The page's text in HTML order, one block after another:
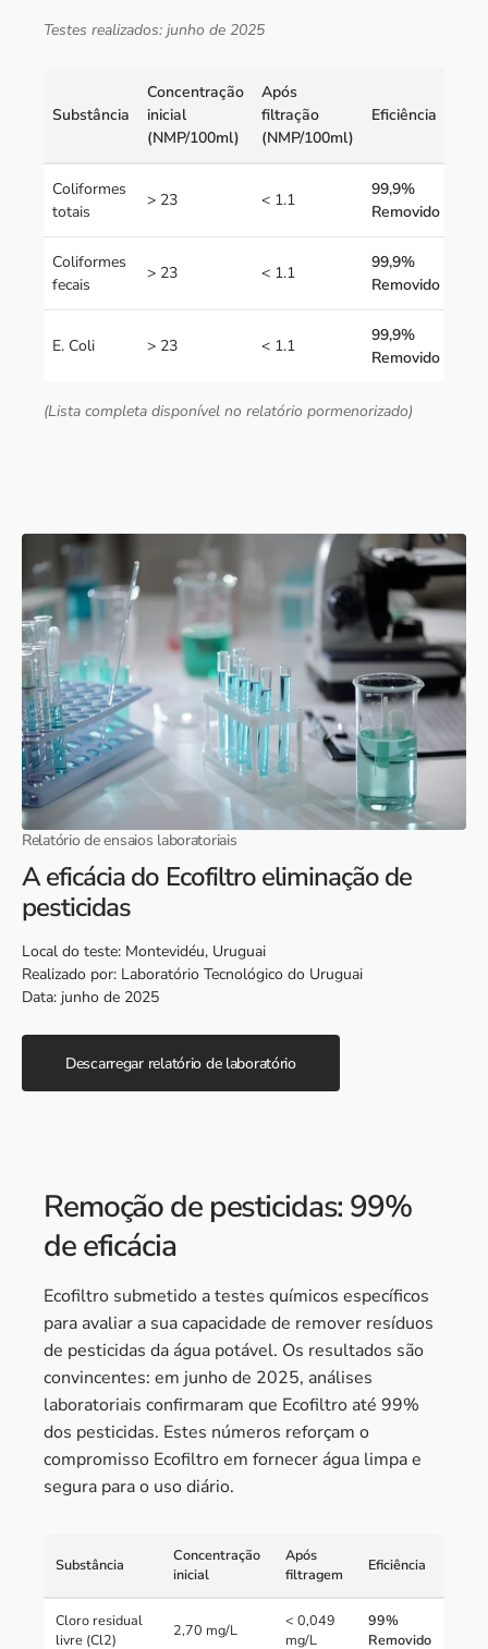
Testes realizados: junho de 2025
Substância
Concentração
inicial
(NMP/100ml)
Após
filtração
(NMP/100ml)
Eficiência
Coliformes
totais
> 23 < 1.1
99,9%
Removido
Coliformes
fecais
> 23 < 1.1
99,9%
Removido
E. Coli > 23 < 1.1
99,9%
Removido
(Lista completa disponível no relatório pormenorizado)
Relatório de ensaios laboratoriais
A eficácia do Ecofiltro eliminação de
pesticidas
Local do teste: Montevidéu, Uruguai
Realizado por: Laboratório Tecnológico do Uruguai
Data: junho de 2025
Descarregar relatório de laboratório
Remoção de pesticidas: 99%
de eficácia
Ecofiltro submetido a testes químicos específicos
para avaliar a sua capacidade de remover resíduos
de pesticidas da água potável. Os resultados são
convincentes: em junho de 2025, análises
laboratoriais confirmaram que Ecofiltro até 99%
dos pesticidas. Estes números reforçam o
compromisso Ecofiltro em fornecer água limpa e
segura para o uso diário.
Substância
Concentração
inicial
Após
filtragem
Eficiência
Cloro residual
livre (Cl2)
2,70 mg/L
< 0,049
mg/L
99%
Removido